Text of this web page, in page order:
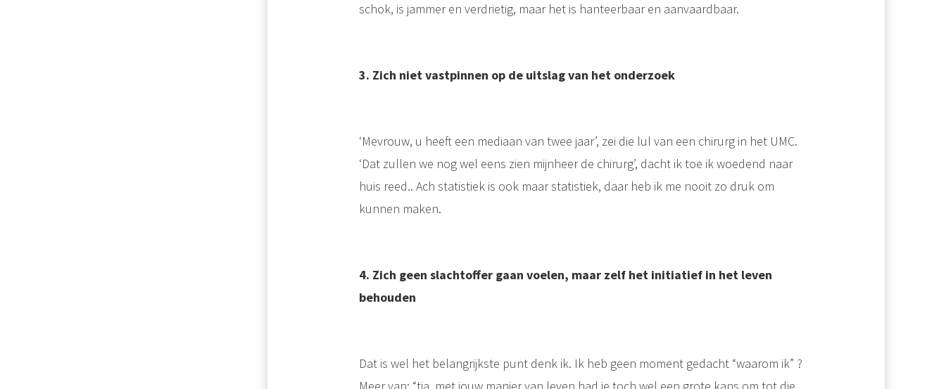
schok, is jammer en verdrietig, maar het is hanteerbaar en aanvaardbaar.
3. Zich niet vastpinnen op de uitslag van het onderzoek
‘Mevrouw, u heeft een mediaan van twee jaar’, zei die lul van een chirurg in het UMC.
‘Dat zullen we nog wel eens zien mijnheer de chirurg’, dacht ik toe ik woedend naar
huis reed.. Ach statistiek is ook maar statistiek, daar heb ik me nooit zo druk om
kunnen maken.
4. Zich geen slachtoffer gaan voelen, maar zelf het initiatief in het leven
behouden
Dat is wel het belangrijkste punt denk ik. Ik heb geen moment gedacht “waarom ik” ?